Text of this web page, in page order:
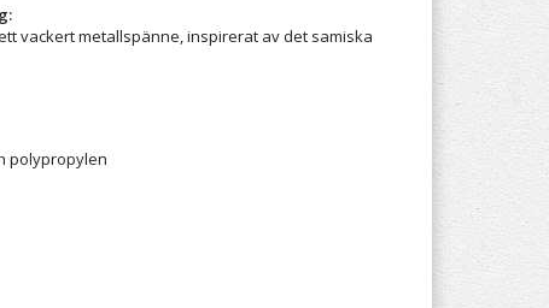
vackert metallspänne, inspirerat av det samiska
polypropylen